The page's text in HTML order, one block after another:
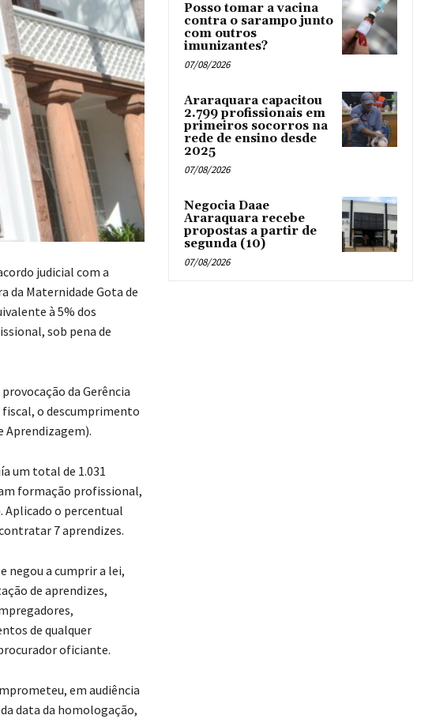
judicial com a
da Maternidade Gota de
à 5% dos
sob pena de
da Gerência
fiscal, o descumprimento
Aprendizagem).
um total de 1.031
formação profissional,
Aplicado o percentual
7 aprendizes.
negou a cumprir a lei,
de aprendizes,
de qualquer
oficiante.
em audiência
data da homologação,
Posso tomar a vacina
contra o sarampo junto
com outros
imunizantes?
07/08/2026
Araraquara capacitou
2.799 profissionais em
primeiros socorros na
rede de ensino desde
2025
07/08/2026
Negocia Daae
Araraquara recebe
propostas a partir de
segunda (10)
07/08/2026